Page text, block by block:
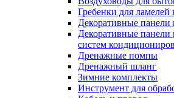
Гребенки для ламелей
Декоративные
Декоративные панели
систем
Дренажные помпы
Дренажный шланг
Зимние комплекты
Инструмент для